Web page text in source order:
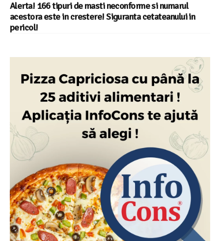
Alerta! 166 tipuri de masti neconforme si numarul
acestora este in crestere! Siguranta cetateanului in
pericol!